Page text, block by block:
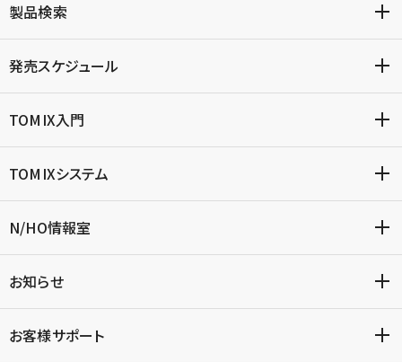
製品検索
発売スケジュール
TOMIX入門
TOMIXシステム
N/HO情報室
お知らせ
お客様サポート